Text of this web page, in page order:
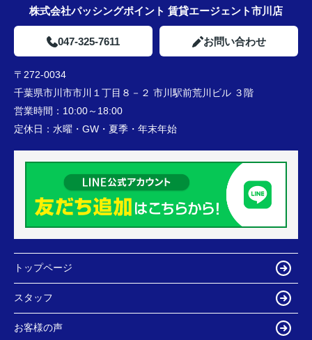
株式会社パッシングポイント 賃貸エージェント市川店
047-325-7611 お問い合わせ
〒272-0034
千葉県市川市市川１丁目８－２ 市川駅前荒川ビル ３階
営業時間： 10:00～18:00
定休日： 水曜・GW・夏季・年末年始
トップページ
スタッフ
お客様の声